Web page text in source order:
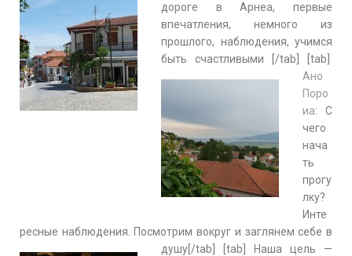
дороге в Арнеа, первые
впечатления, немного из
прошлого, наблюдения, учимся
быть счастливыми [/tab] [tab]
Ано
Поро
иа: С
чего
нача
ть
прогу
лку?
Инте
ресные наблюдения. Посмотрим вокруг и заглянем себе в
душу[/tab] [tab]
Наша цель —